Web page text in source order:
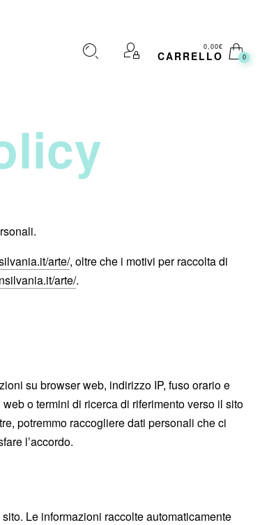
0,00€
CARRELLO 0
arte/, oltre che i motivi per raccolta di
arte/.
su browser web, indirizzo IP, fuso orario e
o termini di ricerca di riferimento verso il sito
potremmo raccogliere dati personali che ci
l’accordo.
Le informazioni raccolte automaticamente